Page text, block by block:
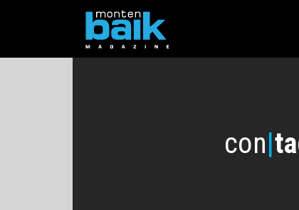
con|